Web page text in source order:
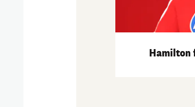
Hamilton